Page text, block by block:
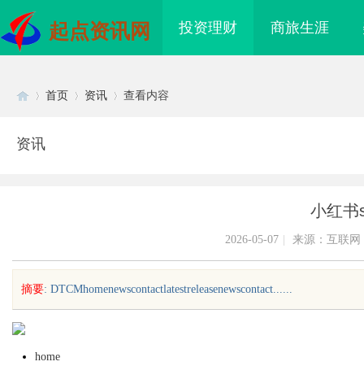
起点资讯网 投资理财 商旅生涯
sc
首页 资讯 查看内容
资讯
小红书
2026-05-07 来源：互联网
摘要: DTCMhomenewscontactlatestreleasenewscontact......
home
在现代制造业中的